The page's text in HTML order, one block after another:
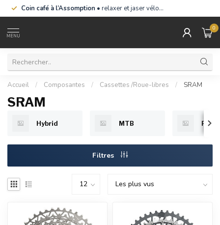
Coin café à l’Assomption • relaxer et jaser vélo…
MENU
0
Accueil / Composantes / Cassettes /Roue-libres / SRAM
SRAM
Hybrid MTB
Filtres